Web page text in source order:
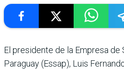
El presidente de la Empresa de
Paraguay (Essap), Luis